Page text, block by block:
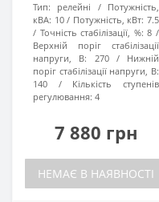
Тип: релейні
Потужність,
кВА: 10 Потужність, кВт: 7.5
Точність стабілізації, %: 8
Верхній поріг стабілізації
напруги, В:
270
Нижній
поріг стабілізації напруги, В:
140
Кількість ступенів
регулювання: 4
7 880 грн
НЕМАЄ В НАЯВНОСТІ